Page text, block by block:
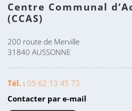
Centre Communal
(CCAS)
200 route de Merville
31840 AUSSONNE
Tél. : 05 62 13 45 73
Contacter par e-mail